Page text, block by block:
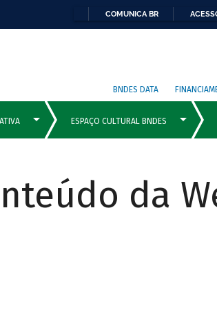
COMUNICA BR
BNDES DATA
da